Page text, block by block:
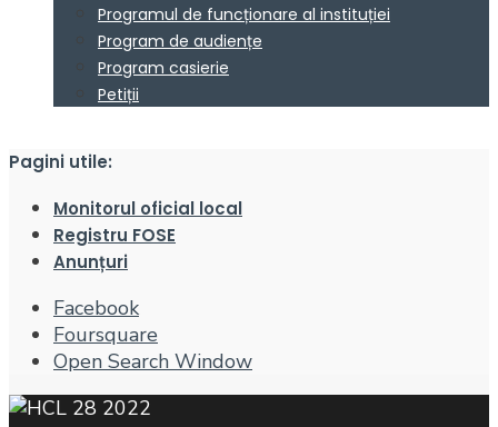
Programul de funcționare al instituției
Program de audiențe
Program casierie
Petiții
Pagini utile:
Monitorul oficial local
Registru FOSE
Anunțuri
Facebook
Foursquare
Open Search Window